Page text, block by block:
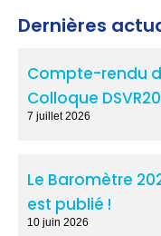
Dernières
Compte-rendu
Colloque
7 juillet 2026
Le Baromètre
est publié !
10 juin 2026